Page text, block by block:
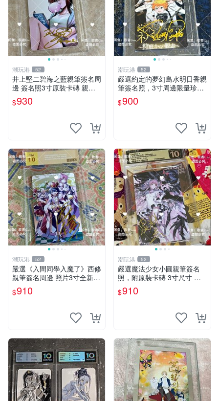
潮玩港 52
井上堅二碧海之藍親筆簽名周
邊 簽名照3寸原裝卡磚 親
筆、收藏、簽名照
$930
潮玩港 52
嚴選約定的夢幻島水明日香親
筆簽名照，3寸周邊限量珍藏
紙質佳 附卡磚 約定的夢幻島
筆記本 名人照
$900
潮玩港 52
嚴選《入間同學入魔了》西修
親筆簽名周邊 照片3寸全新含
卡磚 收藏推薦 鏡像照片 周邊
收藏
$910
潮玩港 52
嚴選魔法少女小圓親筆簽名
照，附原裝卡磚 3寸尺寸 親
簽紀念品 小圓周邊 畫集 監督
親筆
$910